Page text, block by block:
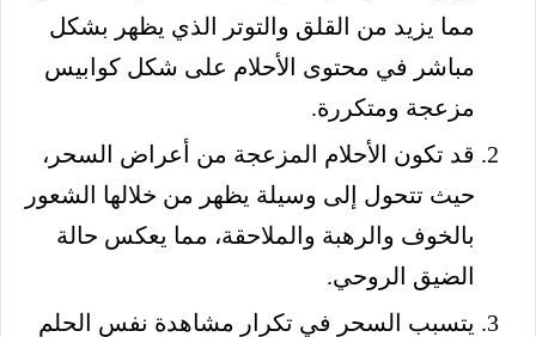
مما يزيد من القلق والتوتر الذي يظهر بشكل
مباشر في محتوى الأحلام على شكل كوابيس
مزعجة ومتكررة.
قد تكون الأحلام المزعجة من أعراض السحر،
حيث تتحول إلى وسيلة يظهر من خلالها الشعور
بالخوف والرهبة والملاحقة، مما يعكس حالة
الضيق الروحي.
يتسبب السحر في تكرار مشاهدة نفس الحلم